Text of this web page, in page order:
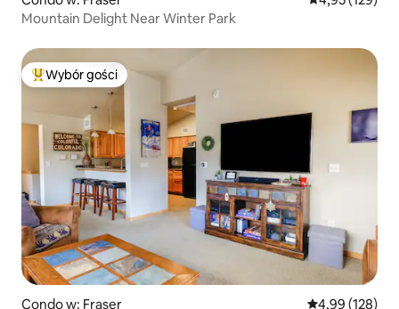
Mountain Delight Near Winter Park
Najpopularniejsze z kategorii Wybór gości
Wybór gości
Condo w: Fraser Średnia
4,99 (128)